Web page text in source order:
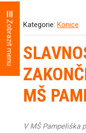
Kategorie: Konice
MŠ
V MŠ Pampeliška
Zobrazit menu